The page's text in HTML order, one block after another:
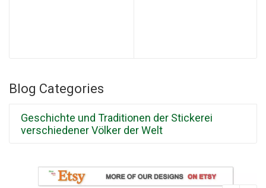
Blog Categories
Geschichte und Traditionen der Stickerei
verschiedener Völker der Welt